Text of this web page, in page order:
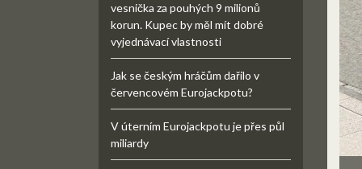
vesnička za pouhých 9 milionů
korun. Kupec by měl mít dobré
vyjednávací vlastnosti
Jak se českým hráčům dařilo v
červencovém Eurojackpotu?
V úterním Eurojackpotu je přes půl
miliardy